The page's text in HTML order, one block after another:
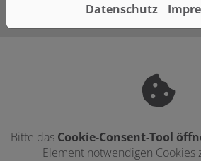
Bitte das Cookie-Consent-Tool
Element notwendigen Cookies
Datenschutz